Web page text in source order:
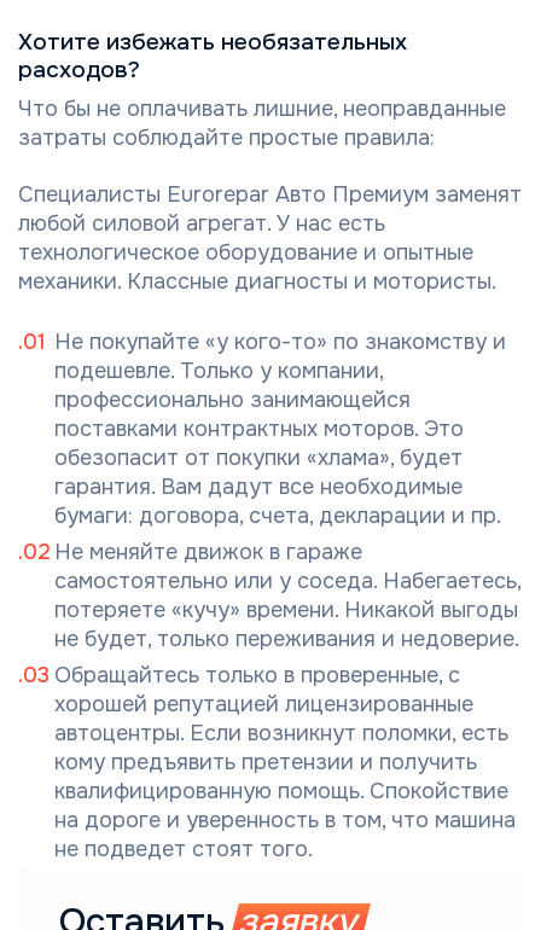
Хотите избежать необязательных
расходов?
Что бы не оплачивать лишние, неоправданные
затраты соблюдайте простые правила:
Специалисты Eurorepar Авто Премиум заменят
любой силовой агрегат. У нас есть
технологическое оборудование и опытные
механики. Классные диагносты и мотористы.
Не покупайте «у кого-то» по знакомству и
подешевле. Только у компании,
профессионально занимающейся
поставками контрактных моторов. Это
обезопасит от покупки «хлама», будет
гарантия. Вам дадут все необходимые
бумаги: договора, счета, декларации и пр.
Не меняйте движок в гараже
самостоятельно или у соседа. Набегаетесь,
потеряете «кучу» времени. Никакой выгоды
не будет, только переживания и недоверие.
Обращайтесь только в проверенные, с
хорошей репутацией лицензированные
автоцентры. Если возникнут поломки, есть
кому предъявить претензии и получить
квалифицированную помощь. Спокойствие
на дороге и уверенность в том, что машина
не подведет стоят того.